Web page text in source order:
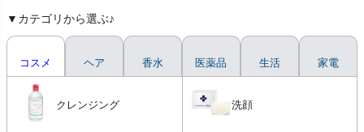
▼カテゴリから選ぶ♪
コスメ
クレンジング 洗顔
ヘア 香水 医薬品 生活 家電